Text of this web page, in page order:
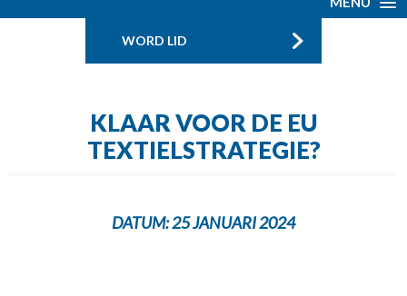
WORD LID
KLAAR VOOR DE EU
TEXTIELSTRATEGIE?
DATUM:25 JANUARI 2024